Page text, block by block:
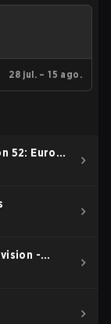
28 jul. – 15 ago.
52: Europe
-